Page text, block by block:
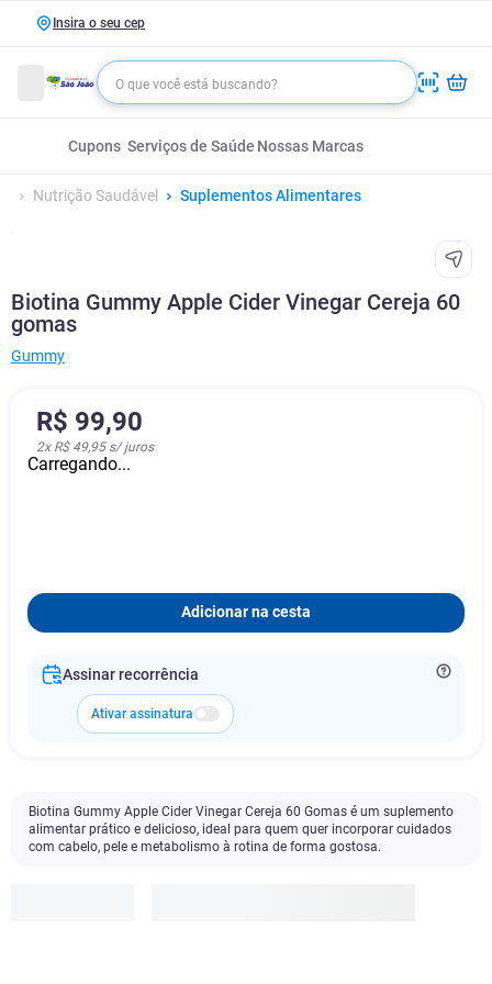
Insira o seu cep
Cupons Serviços de Saúde Nossas Marcas
Nutrição Saudável Suplementos Alimentares
Biotina Gummy Apple Cider Vinegar Cereja 60
gomas
Gummy
R$ 99,90
2x R$ 49,95s/ juros
Carregando...
Adicionar na cesta
Assinar recorrência
Ativar assinatura
Biotina Gummy Apple Cider Vinegar Cereja 60 Gomas é um suplemento
alimentar prático e delicioso, ideal para quem quer incorporar cuidados
com cabelo, pele e metabolismo à rotina de forma gostosa.